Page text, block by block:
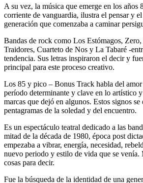
A su vez, la música que emerge en los años
corriente de vanguardia, ilustra el pensar y
generación que comenzaba a caminar
Bandas de rock como Los Estómagos,
Traidores, Cuarteto de Nos y La Tabaré -
tendencia. Sus letras inspiraron el decir y
principal para este proceso creativo.
Los 85 y pico – Bonus Track habla del
período determinante y clave en lo artístico
marcas que dejó en algunos. Estos signos se
pentagramas de la soledad y del encuentro.
Es un espectáculo teatral dedicado a las
mitad de la década de 1980, época post
empezaba a vibrar, energía, necesidad,
nuevo periodo y estilo de vida que se venía.
cosas para decir.
Fue la búsqueda de la identidad de una